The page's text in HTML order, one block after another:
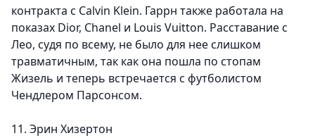
контракта с Calvin Klein. Гаррн также работала на
показах Dior, Chanel и Louis Vuitton. Расставание с
Лео, судя по всему, не было для нее слишком
травматичным, так как она пошла по стопам
Жизель и теперь встречается с футболистом
Чендлером Парсонсом.
11. Эрин Хизертон